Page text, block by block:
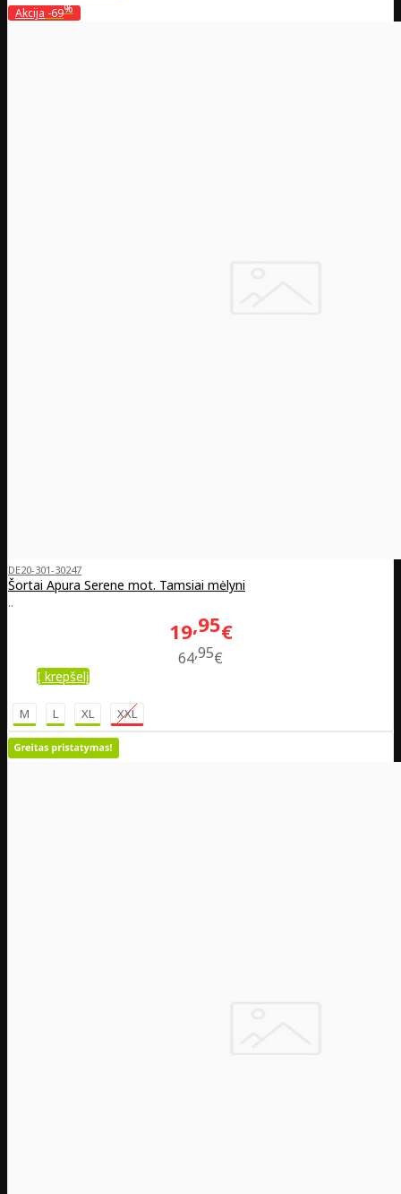
Akcija -69%
DE20-301-30247
Šortai Apura Serene mot. Tamsiai mėlyni
..
19 95€
6495€
Į krepšelį
M L XL XXL